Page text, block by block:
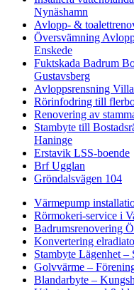
Nynäshamn
Avlopp- &
Översvämning
Enskede
Fuktskada Badrum
Gustavsberg
Avloppsrensning
Rörinfodring till
Renovering av
Stambyte till
Haninge
Erstavik LSS-boende
Brf Ugglan
Gröndalsvägen 104
Värmepump
Rörmokeri-service i
Badrumsrenovering
Konvertering
Stambyte Lägenhet –
Golvvärme –
Blandarbyte –